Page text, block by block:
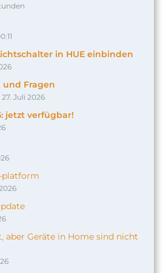
in HUE einbinden
und Fragen
27. Juli 2026
jetzt verfügbar!
platform
aber Geräte in Home sind nicht